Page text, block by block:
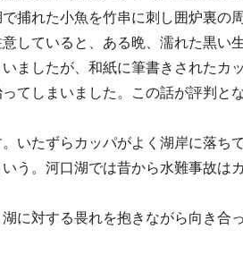
捕れた小魚を竹串に刺し囲炉裏の
していると、ある晩、濡れた黒い
ましたが、和紙に筆書きされたカ
てしまいました。この話が評判と
いたずらカッパがよく湖岸に落ち
う。河口湖では昔から水難事故は
に対する畏れを抱きながら向き合